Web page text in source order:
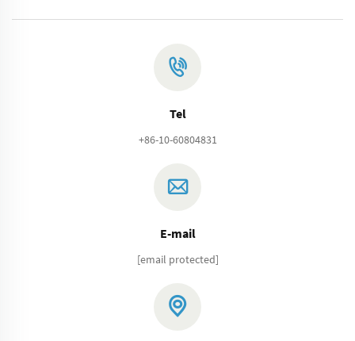
Tel
+86-10-60804831
E-mail
[email protected]